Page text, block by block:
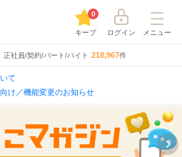
キープ
0
ログイン メニュー
正社員/契約/パート/バイト 218,967件
て
け／機能変更のお知らせ